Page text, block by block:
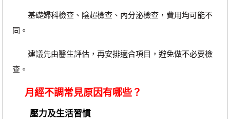
基礎婦科檢查、陰超檢查、內分泌檢查，費用均可能不
同。
建議先由醫生評估，再安排適合項目，避免做不必要檢
查。
月經不調常見原因有哪些？
壓力及生活習慣